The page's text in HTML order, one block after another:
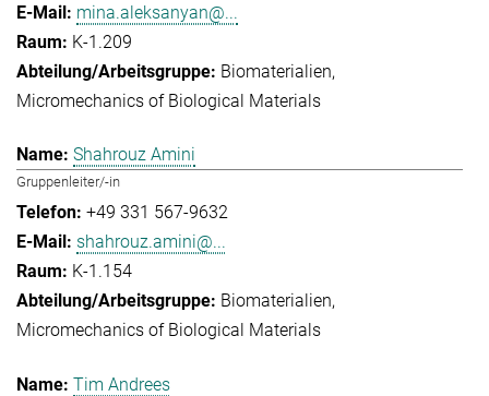
mina.aleksanyan@...
K-1.209
Biomaterialien
Micromechanics of Biological Materials
Shahrouz Amini
Gruppenleiter/-in
+49 331 567-9632
shahrouz.amini@...
K-1.154
Biomaterialien
Micromechanics of Biological Materials
Tim Andrees